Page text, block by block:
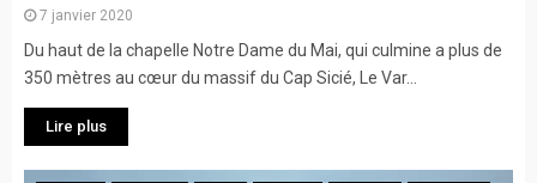
7 janvier 2020
Du haut de la chapelle Notre Dame du Mai, qui culmine a plus de
350 mètres au cœur du massif du Cap Sicié, Le Var...
Lire plus